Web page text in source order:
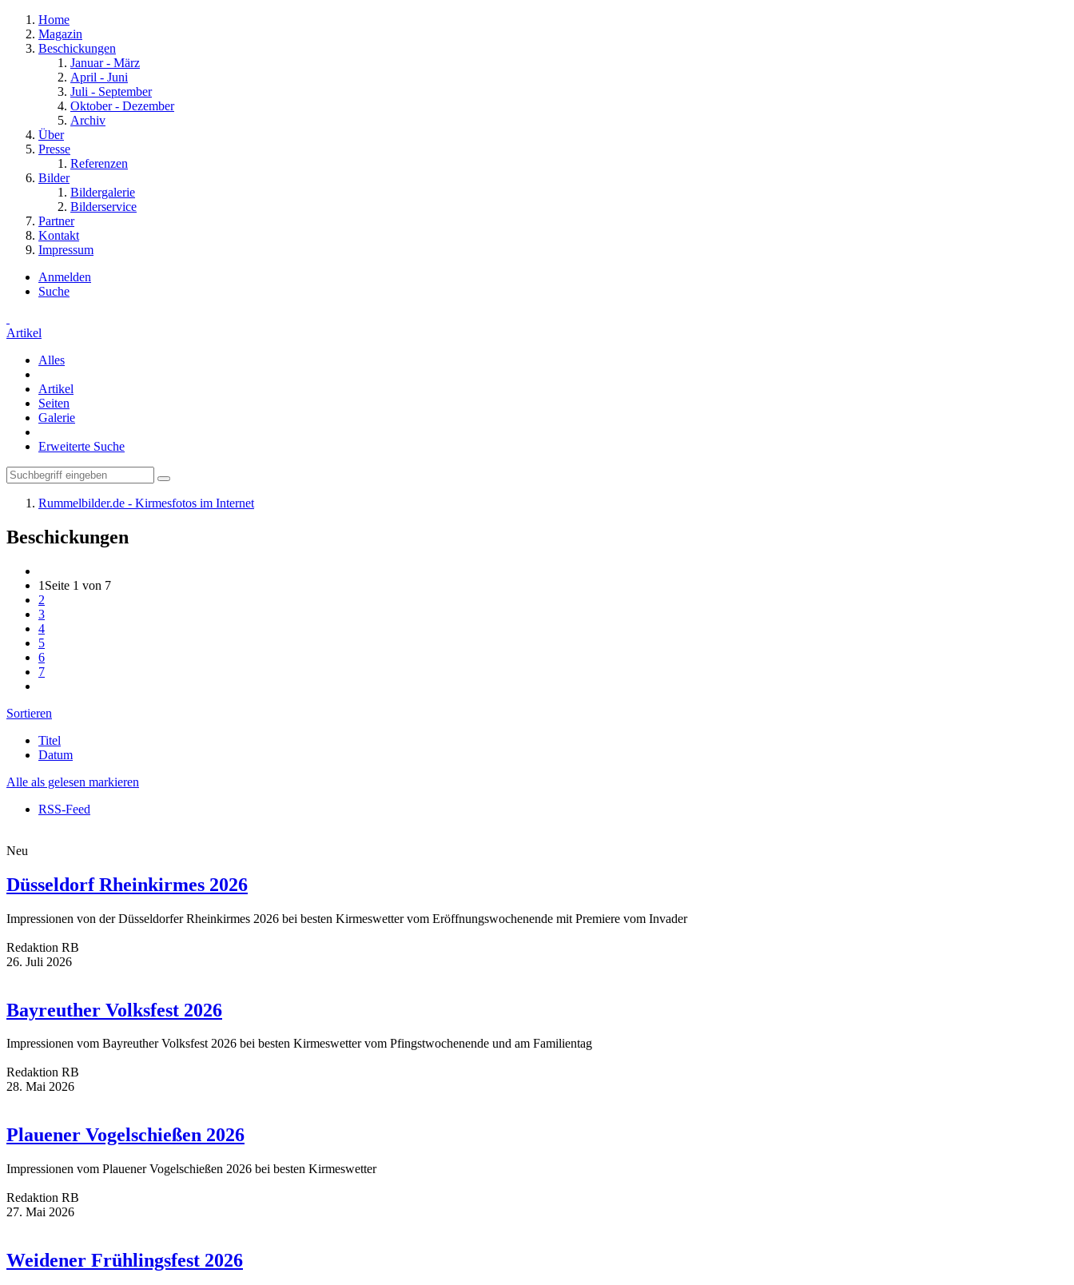
Home
Magazin
Beschickungen
Januar - März
April - Juni
Juli - September
Oktober - Dezember
Archiv
Über
Presse
Referenzen
Bilder
Bildergalerie
Bilderservice
Partner
Kontakt
Impressum
Anmelden
Suche
Artikel
Alles
Artikel
Seiten
Galerie
Erweiterte Suche
Rummelbilder.de - Kirmesfotos im Internet
Beschickungen
1 Seite 1 von 7
2
3
4
5
6
7
Sortieren
Titel
Datum
Alle als gelesen markieren
RSS-Feed
Neu
Düsseldorf Rheinkirmes 2026
Impressionen von der Düsseldorfer Rheinkirmes 2026 bei besten Kirmeswetter vom Eröffnungswochenende mit Premiere vom Invader
Redaktion RB
26. Juli 2026
Bayreuther Volksfest 2026
Impressionen vom Bayreuther Volksfest 2026 bei besten Kirmeswetter vom Pfingstwochenende und am Familientag
Redaktion RB
28. Mai 2026
Plauener Vogelschießen 2026
Impressionen vom Plauener Vogelschießen 2026 bei besten Kirmeswetter
Redaktion RB
27. Mai 2026
Weidener Frühlingsfest 2026